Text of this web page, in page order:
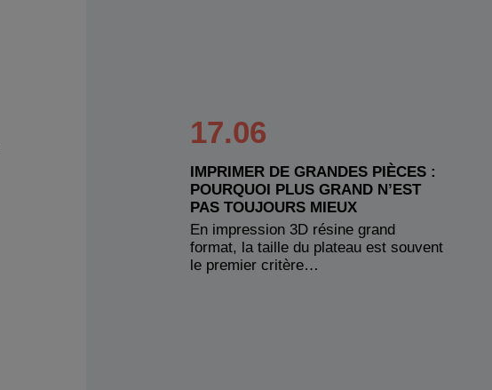
17.06
IMPRIMER DE GRANDES PIÈCES :
POURQUOI PLUS GRAND N’EST
PAS TOUJOURS MIEUX
En impression 3D résine grand
format, la taille du plateau est souvent
le premier critère…